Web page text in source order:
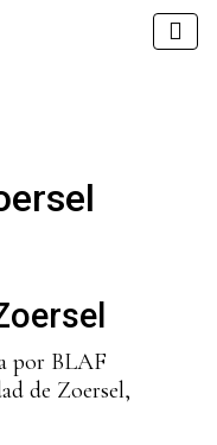
por BLAF
de Zoersel,